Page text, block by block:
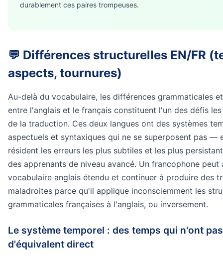
durablement ces paires trompeuses.
💬 Différences structurelles EN/FR
aspects, tournures)
Au-delà du vocabulaire, les différences grammaticales
entre l'anglais et le français constituent l'un des défis
de la traduction. Ces deux langues ont des systèmes
aspectuels et syntaxiques qui ne se superposent pas —
résident les erreurs les plus subtiles et les plus
des apprenants de niveau avancé. Un francophone peut
vocabulaire anglais étendu et continuer à produire des
maladroites parce qu'il applique inconsciemment les
grammaticales françaises à l'anglais, ou inversement.
Le système temporel : des temps qui n'ont pas
d'équivalent direct